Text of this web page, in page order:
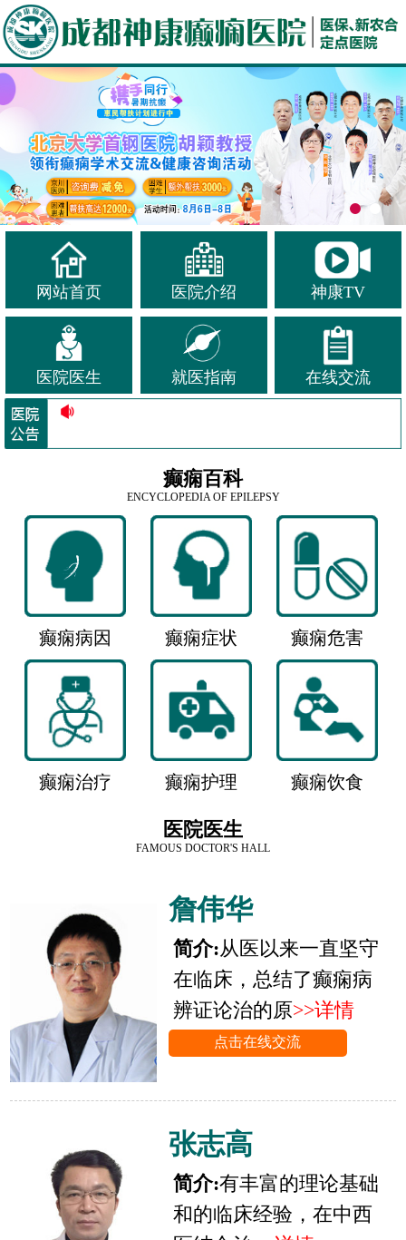
网站首页 医院介绍 神康TV
医院医生 就医指南 在线交流
癫痫百科
ENCYCLOPEDIA OF EPILEPSY
癫痫病因 癫痫症状 癫痫危害
癫痫治疗 癫痫护理 癫痫饮食
医院医生
FAMOUS DOCTOR'S HALL
詹伟华
简介:从医以来一直坚守
在临床，总结了癫痫病
辨证论治的原>>详情
点击在线交流
张志高
简介:有丰富的理论基础
和的临床经验，在中西